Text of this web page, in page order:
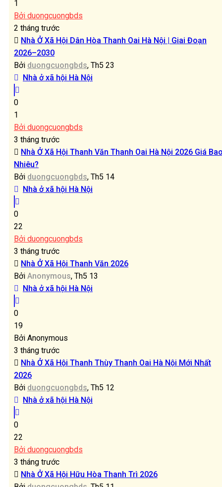
1
Bởi duongcuongbds
2 tháng trước
Nhà Ở Xã Hội Dân Hòa Thanh Oai Hà Nội | Giai Đoạn
2026–2030
Bởi duongcuongbds, Th5 23
Nhà ở xã hội Hà Nội
0
1
Bởi duongcuongbds
3 tháng trước
Nhà Ở Xã Hội Thanh Văn Thanh Oai Hà Nội 2026 Giá
Nhiêu?
Bởi duongcuongbds, Th5 14
Nhà ở xã hội Hà Nội
0
22
Bởi duongcuongbds
3 tháng trước
Nhà Ở Xã Hội Thanh Văn 2026
Bởi Anonymous, Th5 13
Nhà ở xã hội Hà Nội
0
19
Bởi Anonymous
3 tháng trước
Nhà Ở Xã Hội Thanh Thùy Thanh Oai Hà Nội Mới Nhất
2026
Bởi duongcuongbds, Th5 12
Nhà ở xã hội Hà Nội
0
22
Bởi duongcuongbds
3 tháng trước
Nhà Ở Xã Hội Hữu Hòa Thanh Trì 2026